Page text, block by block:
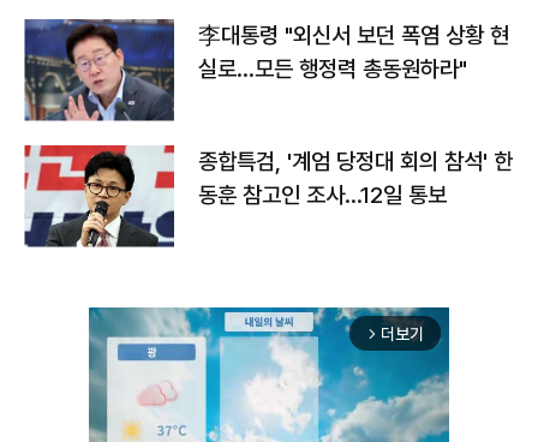
李대통령 "외신서 보던 폭염 상황 현
실로…모든 행정력 총동원하라"
종합특검, '계엄 당정대 회의 참석' 한
동훈 참고인 조사...12일 통보
arrow_forward_ios 더보기